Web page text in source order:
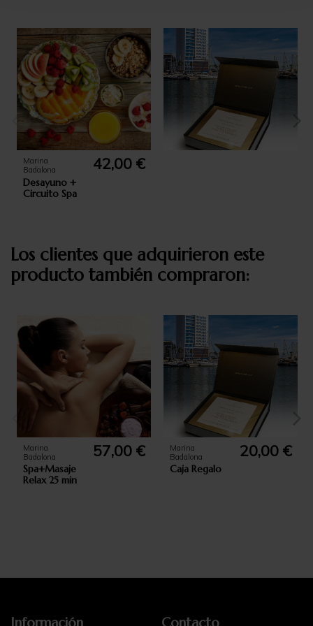
Marina
Badalona
Desayuno +
Circuito Spa
42,00 €
Los clientes que adquirieron este
producto también compraron:
Marina
Badalona
Spa+Masaje
Relax 25 min
57,00 €
Marina
Badalona
Caja Regalo
20,00 €
Información Contacto